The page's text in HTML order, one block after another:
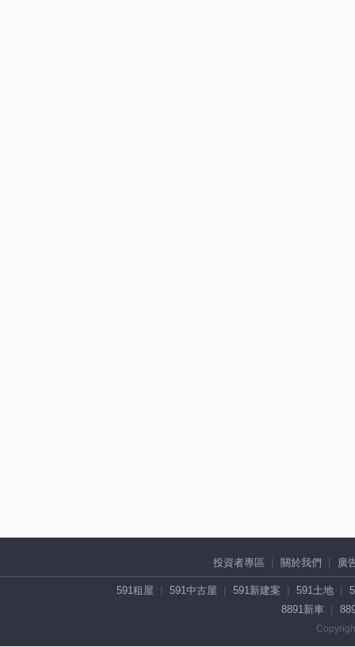
投資者專區 關於我們 廣
591租屋 591中古屋 591新建案 591土地
8891新車